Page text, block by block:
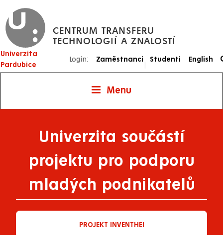
Přejít
hlavnímu
obsahu
CENTRUM TRANSFERU
TECHNOLOGIÍ A ZNALOSTÍ
Univerzita
Pardubice
Login: Zaměstnanci
|
Studenti English
Menu
Univerzita součástí
projektu pro podporu
mladých podnikatelů
PROJEKT INVENTHEI